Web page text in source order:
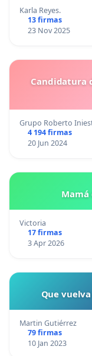
Karla Reyes.
13 firmas
23 Nov 2025
Candidatura
Grupo Roberto
4 194 firmas
20 Jun 2024
Mamá
Victoria
17 firmas
3 Apr 2026
Que
Martin Gutiérrez
79 firmas
10 Jan 2023